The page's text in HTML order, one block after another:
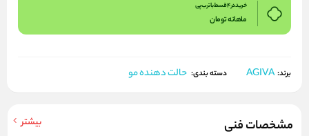
خرید در 4 قسط با ترب پی
ماهانهتومان
برند: AGIVA دسته بندی: حالت دهنده مو
مشخصات فنی بیشتر